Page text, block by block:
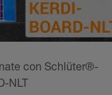
con Schlüter®-
NLT